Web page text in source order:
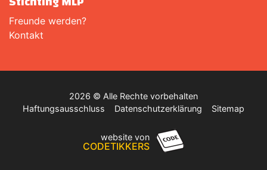
Freunde werden?
Kontakt
2026 © Alle Rechte vorbehalten
Haftungsausschluss
Datenschutzerklärung Sitemap
website von
CODETIKKERS